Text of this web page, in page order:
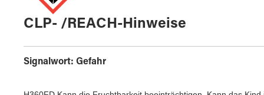
CLP- /REACH-Hinweise
Signalwort: Gefahr